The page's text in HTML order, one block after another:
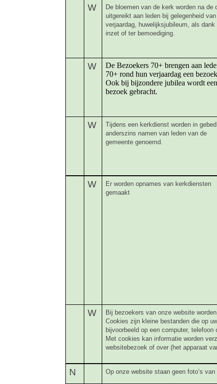
W
De bloemen van de kerk worden na de
uitgereikt aan leden bij gelegenheid
verjaardag, huwelijksjubileum, als dank
inzet of ter bemoediging.
W
De Bezoekers 70+ brengen aan
70+ rond hun verjaardag een
Ook bij bijzondere jubilea wordt een
bezoek gebracht.
W
Tijdens een kerkdienst worden in
anderszins namen van leden van de
gemeente genoemd.
W
Er worden opnames van kerkdiensten
gemaakt
W
Bij bezoekers van onze website
Cookies zijn kleine bestanden die op
bijvoorbeeld op een computer, telefoon
Met cookies kan informatie worden
websitebezoek of over (het apparaat
N Op onze website staan geen foto’s